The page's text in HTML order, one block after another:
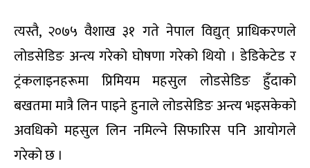
त्यस्तै, २०७५ वैशाख ३१ गते नेपाल विद्युत् प्राधिकरणले
लोडसेडिङ अन्त्य गरेको घोषणा गरेको थियो । डेडिकेटेड र
ट्रंकलाइनहरूमा प्रिमियम महसुल लोडसेडिङ हुँदाको
बखतमा मात्रै लिन पाइने हुनाले लोडसेडिङ अन्त्य भइसकेको
अवधिको महसुल लिन नमिल्ने सिफारिस पनि आयोगले
गरेको छ ।